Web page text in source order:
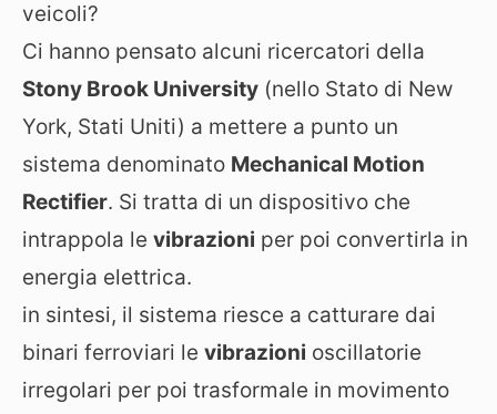
veicoli?
Ci hanno pensato alcuni ricercatori della
Stony Brook University (nello Stato di New
York, Stati Uniti) a mettere a punto un
sistema denominato Mechanical Motion
Rectifier. Si tratta di un dispositivo che
intrappola le vibrazioni per poi convertirla in
energia elettrica.
in sintesi, il sistema riesce a catturare dai
binari ferroviari le vibrazioni oscillatorie
irregolari per poi trasformale in movimento